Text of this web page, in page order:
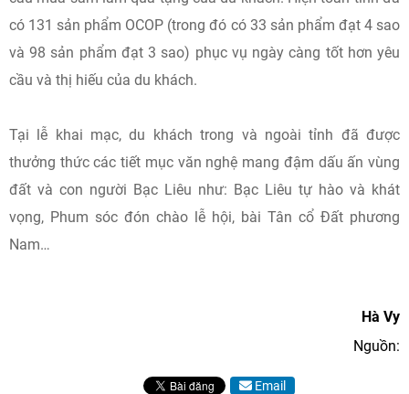
có 131 sản phẩm OCOP (trong đó có 33 sản phẩm đạt 4 sao
và 98 sản phẩm đạt 3 sao) phục vụ ngày càng tốt hơn yêu
cầu và thị hiếu của du khách.
Tại lễ khai mạc, du khách trong và ngoài tỉnh đã được
thưởng thức các tiết mục văn nghệ mang đậm dấu ấn vùng
đất và con người Bạc Liêu như: Bạc Liêu tự hào và khát
vọng, Phum sóc đón chào lễ hội, bài Tân cổ Đất phương
Nam…
Hà Vy
Nguồn:
Email